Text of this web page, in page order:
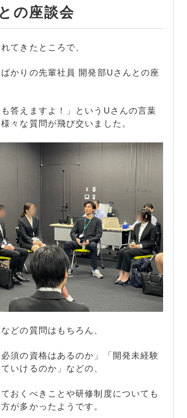
の座談会
てきたところで、
かりの先輩社員 開発部Uさんとの座
も答えますよ！」というUさんの言葉
々な質問が飛び交いました。
どの質問はもちろん、
必須の資格はあるのか」「開発未経験
いけるのか」などの、
おくべきことや研修制度についても
が多かったようです。